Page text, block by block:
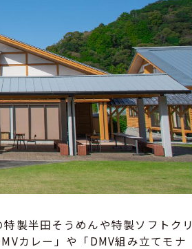
製半田そうめんや特製ソフトクリ
カレー」や「DMV組み立てモナ